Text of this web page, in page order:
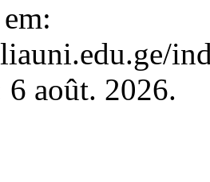
6 août. 2026.